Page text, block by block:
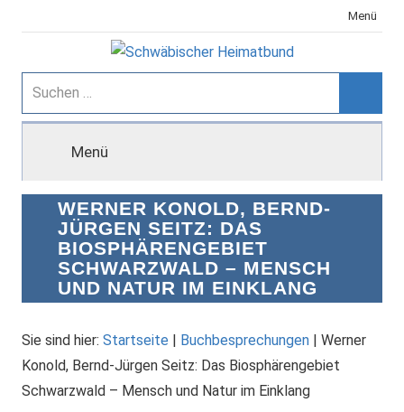
Inhalt
Menü
Schwäbischer
Heimatbund
Suchen
nach:
Menü
WERNER KONOLD, BERND-
JÜRGEN SEITZ: DAS
BIOSPHÄRENGEBIET
SCHWARZWALD – MENSCH
UND NATUR IM EINKLANG
Sie sind hier: Startseite | Buchbesprechungen | Werner
Konold, Bernd-Jürgen Seitz: Das Biosphärengebiet
Schwarzwald – Mensch und Natur im Einklang